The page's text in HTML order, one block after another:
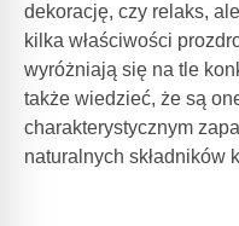
dekorację, czy relaks,
kilka właściwości
wyróżniają się na tle
także wiedzieć, że są
charakterystycznym
naturalnych składników